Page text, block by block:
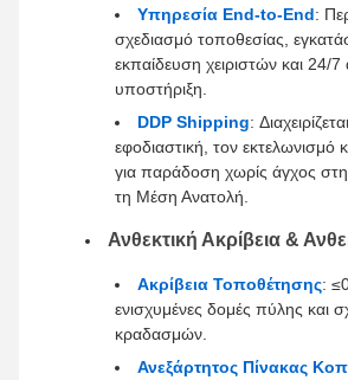
Υπηρεσία End-to-End:
σχεδιασμό τοποθεσίας,
εκπαίδευση χειριστών και 24/
υποστήριξη.
DDP Shipping:
εφοδιαστική, τον εκτελωνισμό
για παράδοση χωρίς άγχος
τη Μέση Ανατολή.
Ανθεκτική Ακρίβεια &
Ακρίβεια Τοποθέτησης:
ενισχυμένες δομές πύλης και
κραδασμών.
Ανεξάρτητος Πίνακας